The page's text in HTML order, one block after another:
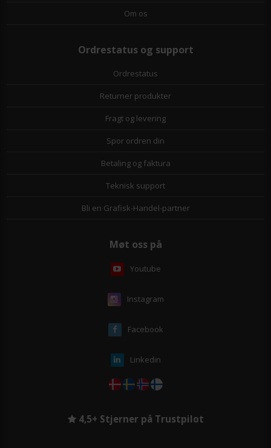
Om os
Ordrestatus og support
Ordrestatus
Returner produkter
Fragt og levering
Spor ordren din
Betaling og faktura
Teknisk support
Bli en Grafisk-Handel-partner
Møt oss på
Youtube
Instagram
Facebook
Linkedin
4,5+ Stjerner på Trustpilot